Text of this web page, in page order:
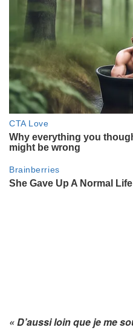
« D’aussi loin que je me